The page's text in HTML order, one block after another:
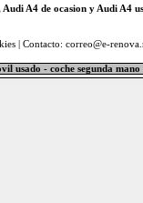
Audi A4 de ocasion y Audi A4
| Contacto: correo@e-
usado - coche segunda mano